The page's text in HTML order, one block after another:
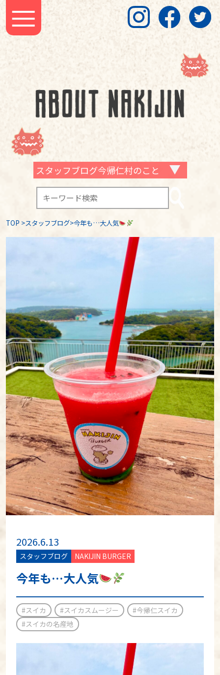
スタッフブログ今帰仁村のこと
TOP >スタッフブログ>今年も…大人気
2026.6.13
スタッフブログ NAKIJIN BURGER
今年も…大人気
#スイカ #スイカスムージー
#今帰仁スイカ
#スイカの名産地